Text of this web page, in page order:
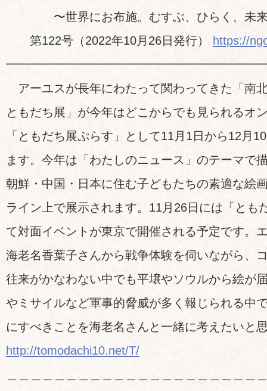
〜世界にお布施。むすぶ、ひらく、未来
第122号（2022年10月26日発行）
https://
アーユスが長年にわたって関わってきた「南
ともだち展」が今年はどこからでも見られるオ
「ともだち展ぷらす」として11月1日から12月
ます。今年は「わたしのニュース」のテーマで
朝鮮・中国・日本に住む子どもたちの素適な絵
ライン上で展示されます。11月26日には「とも
て対面イベントが東京で開催される予定です。
海老名香葉子さんから戦争体験を伺いながら、
往来がかなわない中でも平壌やソウルから絵が
やミサイルなど軍事的脅威が多く報じられる中
にすべきことを海老名さんと一緒に考えたいと
http://tomodachi10.net/T/